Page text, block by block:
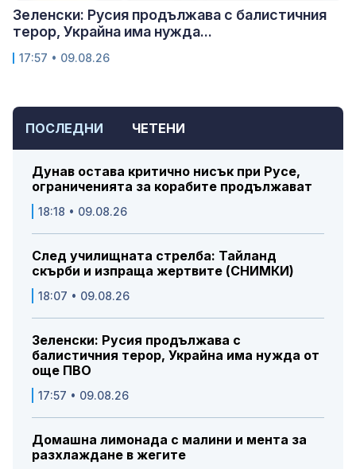
ПОСЛЕДНИ ЧЕТЕНИ
Дунав остава критично нисък при Русе,
ограниченията за корабите продължават
18:18 • 09.08.26
След училищната стрелба: Тайланд
скърби и изпраща жертвите (СНИМКИ)
18:07 • 09.08.26
Зеленски: Русия продължава с
балистичния терор, Украйна има нужда от
още ПВО
17:57 • 09.08.26
Домашна лимонада с малини и мента за
разхлаждане в жегите
Зеленски: Русия продължава с балистичния
терор, Украйна има нужда...
17:57 • 09.08.26